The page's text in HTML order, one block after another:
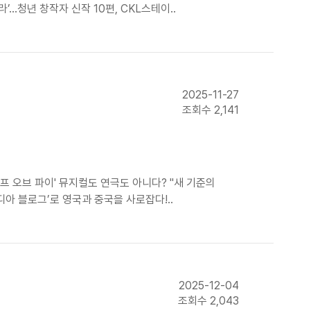
’…청년 창작자 신작 10편, CKL스테이..
2025-11-27
조회수 2,141
브 파이' 뮤지컬도 연극도 아니다? "새 기준의
블로그’로 영국과 중국을 사로잡다!..
2025-12-04
조회수 2,043